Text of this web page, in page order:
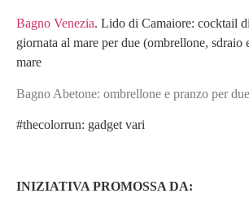
Bagno Venezia. Lido di Camaiore: cocktail
giornata al mare per due (ombrellone, sdraio
mare
Bagno Abetone: ombrellone e pranzo per
#thecolorrun: gadget vari
INIZIATIVA PROMOSSA DA: